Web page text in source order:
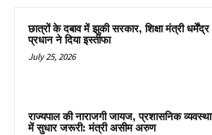
छात्रों के दबाव में झुकी सरकार, शिक्षा मंत्री धर्मेंद्र
प्रधान ने दिया इस्तीफा
July 25, 2026
राज्यपाल की नाराजगी जायज, प्रशासनिक व्यवस्था
में सुधार जरूरी: मंत्री असीम अरुण